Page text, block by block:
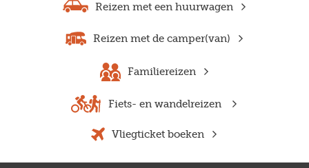
Reizen met een huurwagen
Reizen met de camper(van)
Familiereizen
Fiets- en wandelreizen
Vliegticket boeken